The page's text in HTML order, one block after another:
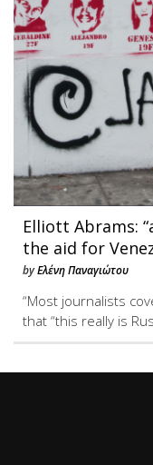
Elliott Abrams:
the aid for
byΕλένη Παναγιώτου
“Most journalists
that “this really is